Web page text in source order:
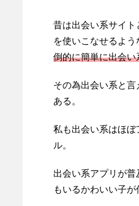
昔は出会い系サイ
を使いこなせるよ
倒的に簡単に出会
その為出会い系と言
ある。
私も出会い系はほ
ル。
出会い系アプリが
もいるかわいい子